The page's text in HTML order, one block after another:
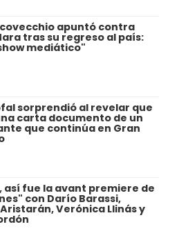
apuntó contra
tras su regreso al país:
mediático"
sorprendió al revelar que
carta documento de un
que continúa en Gran
así fue la avant premiere de
con Darío Barassi,
Verónica Llinás y